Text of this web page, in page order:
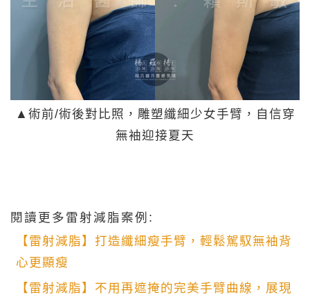
▲術前/術後對比照，雕塑纖細少女手臂，自信穿
無袖迎接夏天
閱讀更多雷射減脂案例:
【雷射減脂】打造纖細瘦手臂，輕鬆駕馭無袖背
心更顯瘦
【雷射減脂】不用再遮掩的完美手臂曲線，展現